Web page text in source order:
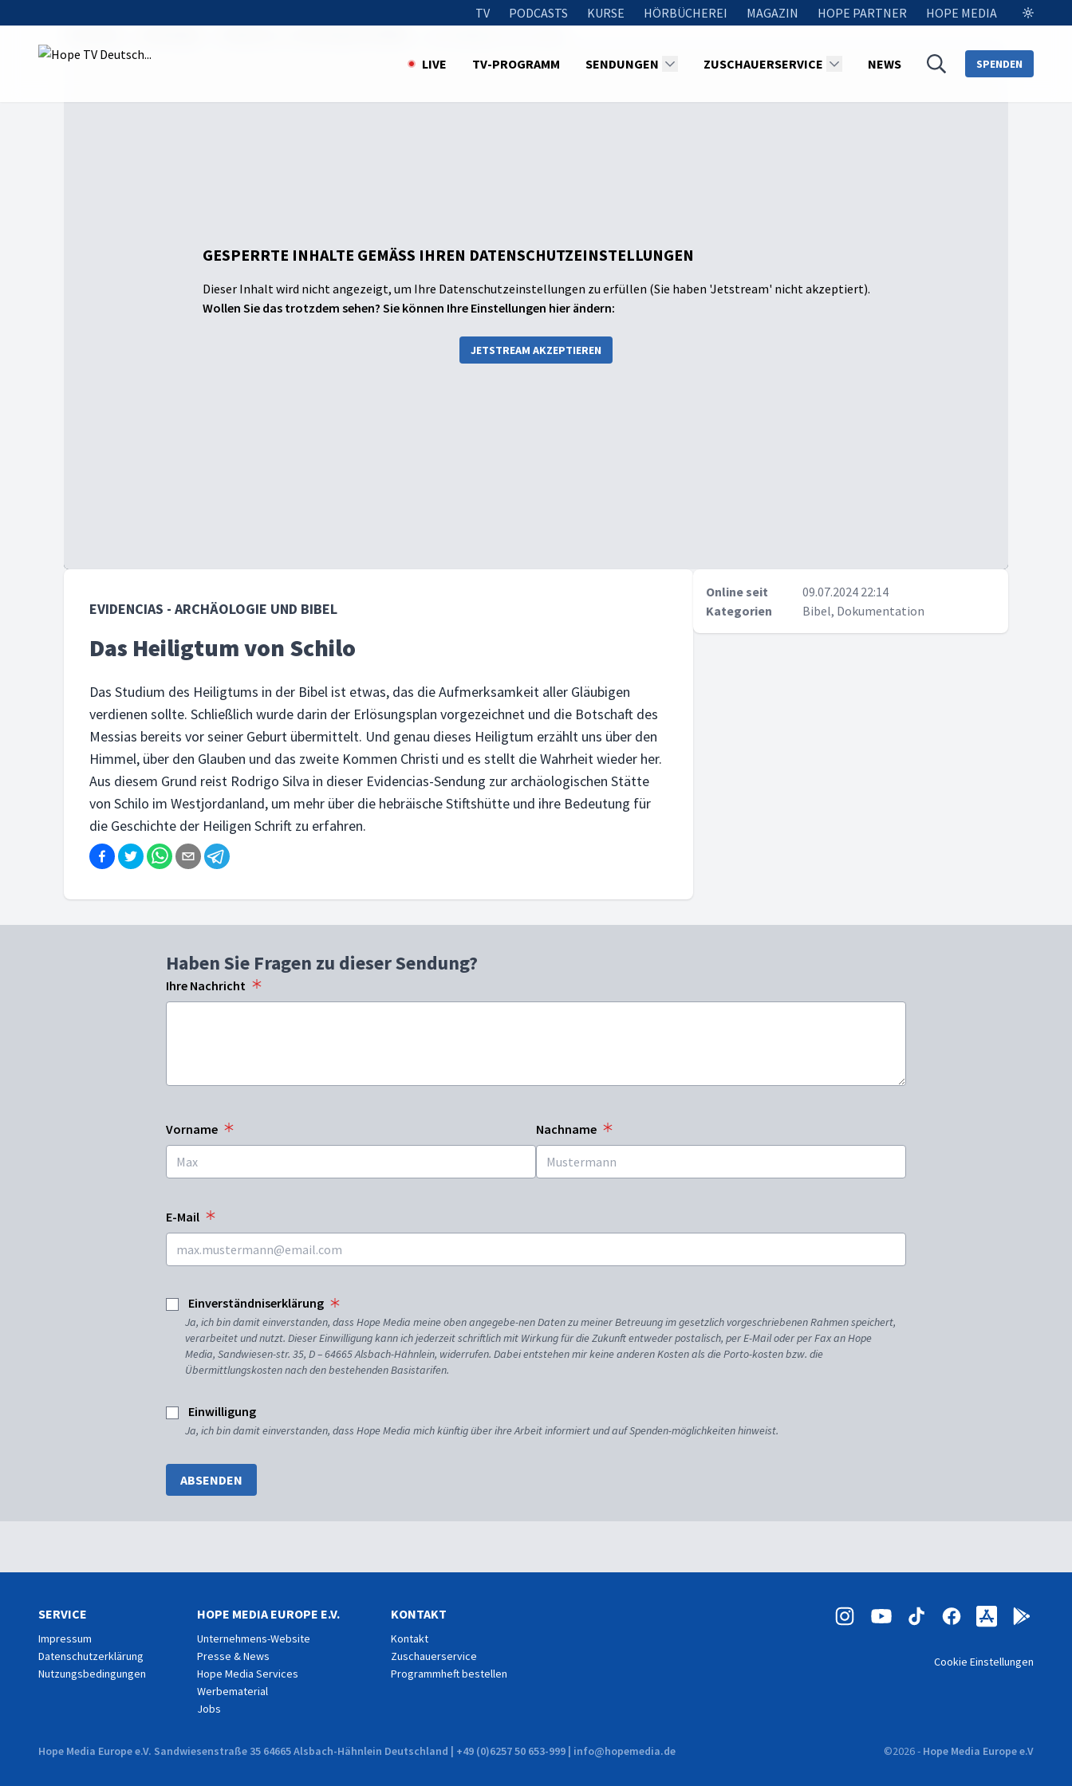
TV PODCASTS KURSE HÖRBÜCHEREI MAGAZIN HOPE PARTNER HOPE MEDIA
LIVE TV-PROGRAMM SENDUNGEN ZUSCHAUERSERVICE NEWS SPENDEN
GESPERRTE INHALTE GEMÄSS IHREN DATENSCHUTZEINSTELLUNGEN
Dieser Inhalt wird nicht angezeigt, um Ihre Datenschutzeinstellungen zu erfüllen (Sie haben 'Jetstream' nicht akzeptiert).
Wollen Sie das trotzdem sehen? Sie können Ihre Einstellungen hier ändern:
JETSTREAM AKZEPTIEREN
EVIDENCIAS - ARCHÄOLOGIE UND BIBEL
Das Heiligtum von Schilo
Das Studium des Heiligtums in der Bibel ist etwas, das die Aufmerksamkeit aller Gläubigen
verdienen sollte. Schließlich wurde darin der Erlösungsplan vorgezeichnet und die Botschaft des
Messias bereits vor seiner Geburt übermittelt. Und genau dieses Heiligtum erzählt uns über den
Himmel, über den Glauben und das zweite Kommen Christi und es stellt die Wahrheit wieder her.
Aus diesem Grund reist Rodrigo Silva in dieser Evidencias-Sendung zur archäologischen Stätte
von Schilo im Westjordanland, um mehr über die hebräische Stiftshütte und ihre Bedeutung für
die Geschichte der Heiligen Schrift zu erfahren.
Online seit
09.07.2024 22:14
Kategorien
Bibel, Dokumentation
Haben Sie Fragen zu dieser Sendung?
Ihre Nachricht
Vorname Nachname
E-Mail
Einverständniserklärung
Ja, ich bin damit einverstanden, dass Hope Media meine oben angegebe-nen Daten zu meiner Betreuung im gesetzlich vorgeschriebenen Rahmen speichert,
verarbeitet und nutzt. Dieser Einwilligung kann ich jederzeit schriftlich mit Wirkung für die Zukunft entweder postalisch, per E-Mail oder per Fax an Hope
Media, Sandwiesen-str. 35, D – 64665 Alsbach-Hähnlein, widerrufen. Dabei entstehen mir keine anderen Kosten als die Porto-kosten bzw. die
Übermittlungskosten nach den bestehenden Basistarifen.
Einwilligung
Ja, ich bin damit einverstanden, dass Hope Media mich künftig über ihre Arbeit informiert und auf Spenden-möglichkeiten hinweist.
ABSENDEN
SERVICE
Impressum
Datenschutzerklärung
Nutzungsbedingungen
HOPE MEDIA EUROPE E.V.
Unternehmens-Website
Presse & News
Hope Media Services
Werbematerial
Jobs
KONTAKT
Kontakt
Zuschauerservice
Programmheft bestellen
Cookie Einstellungen
Hope Media Europe e.V. Sandwiesenstraße 35 64665 Alsbach-Hähnlein Deutschland | +49 (0)6257 50 653-999 | info@hopemedia.de ©2026- Hope Media Europe e.V